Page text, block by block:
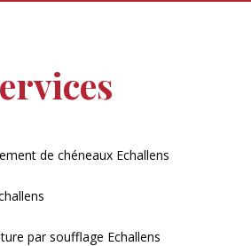
de chéneaux Echallens
par soufflage Echallens